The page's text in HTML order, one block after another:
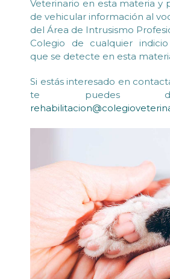
Veterinario en esta materia y
de vehicular información al
del Área de Intrusismo
Colegio de cualquier
que se detecte en esta
Si estás interesado en
te puedes